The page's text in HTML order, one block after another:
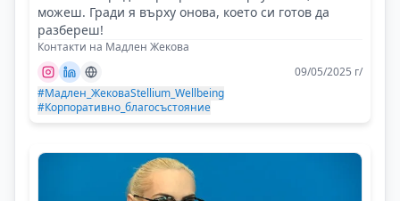
можеш. Гради я върху онова, което си готов да
разбереш!
Контакти на Мадлен Жекова
09/05/2025 г/
#Мадлен_ЖековаStellium_Wellbeing
#Корпоративно_благосъстояние